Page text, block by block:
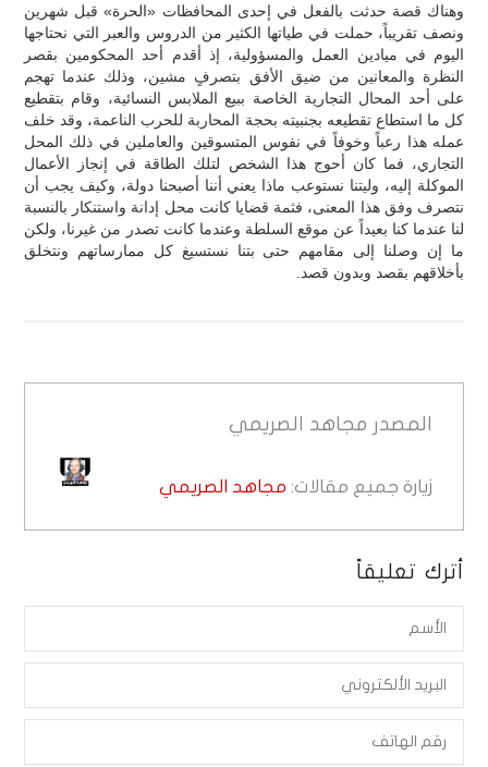
وهناك قصة حدثت بالفعل في إحدى المحافظات «الحرة» قبل شهرين
ونصف تقريباً، حملت في طياتها الكثير من الدروس والعبر التي نحتاجها
اليوم في ميادين العمل والمسؤولية، إذ أقدم أحد المحكومين بقصر
النظرة والمعانين من ضيق الأفق بتصرفٍ مشين، وذلك عندما تهجم
على أحد المحال التجارية الخاصة ببيع الملابس النسائية، وقام بتقطيع
كل ما استطاع تقطيعه بجنبيته بحجة المحاربة للحرب الناعمة، وقد خلف
عمله هذا رعباً وخوفاً في نفوس المتسوقين والعاملين في ذلك المحل
التجاري، فما كان أحوج هذا الشخص لتلك الطاقة في إنجاز الأعمال
الموكلة إليه، وليتنا نستوعب ماذا يعني أننا أصبحنا دولة، وكيف يجب أن
نتصرف وفق هذا المعنى، فثمة قضايا كانت محل إدانة واستنكار بالنسبة
لنا عندما كنا بعيداً عن موقع السلطة وعندما كانت تصدر من غيرنا، ولكن
ما إن وصلنا إلى مقامهم حتى بتنا نستسيغ كل ممارساتهم ونتخلق
بأخلاقهم بقصد وبدون قصد.
المصدر مجاهد الصريمي
زيارة جميع مقالات: مجاهد الصريمي
أترك تعليقاً